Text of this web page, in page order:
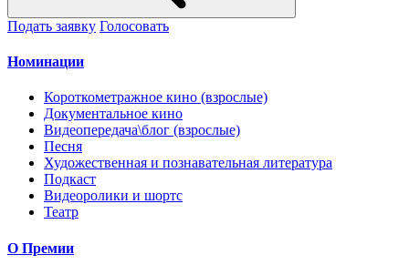
Подать заявку Голосовать
Номинации
Короткометражное кино (взрослые)
Документальное кино
Видеопередача\блог (взрослые)
Песня
Художественная и познавательная литература
Подкаст
Видеоролики и шортс
Театр
О Премии